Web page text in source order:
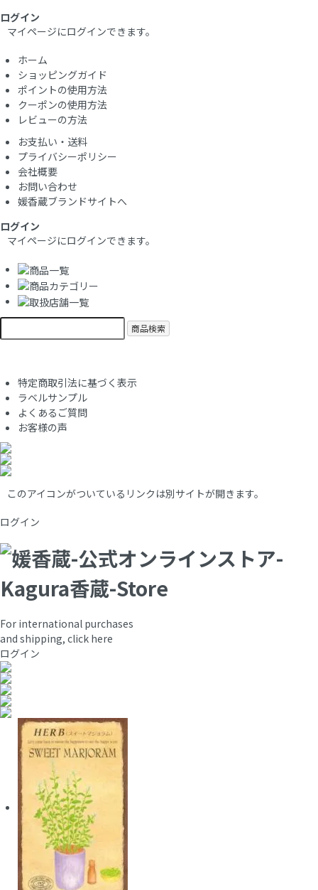
ログイン
マイページにログインできます。
ホーム
ショッピングガイド
ポイントの使用方法
クーポンの使用方法
レビューの方法
お支払い・送料
プライバシーポリシー
会社概要
お問い合わせ
媛香蔵ブランドサイトへ
ログイン
マイページにログインできます。
商品検索
特定商取引法に基づく表示
ラベルサンプル
よくあるご質問
お客様の声
このアイコンがついているリンクは別サイトが開きます。
ログイン
For international purchases
and shipping, click here
ログイン